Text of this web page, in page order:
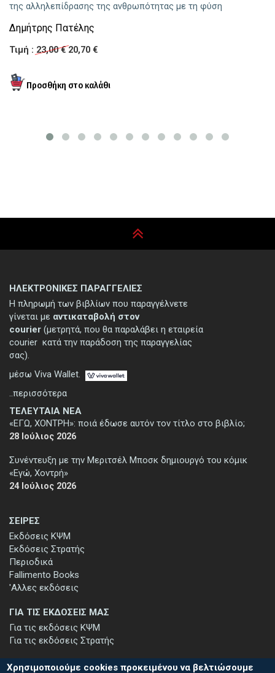
της αλληλεπίδρασης της ανθρωπότητας με τη φύση
Δημήτρης Πατέλης
Τιμή : 23,00 €20,70 €
ΣΕΙΡΕΣ
Εκδόσεις ΚΨΜ
Εκδόσεις Στρατής
Περιοδικά
Fallimento Books
'Αλλες εκδόσεις
ΤΕΛΕΥΤΑΙΑ ΝΕΑ
«ΕΓΩ, ΧΟΝΤΡΗ»: ποιά έδωσε αυτόν τον τίτλο στο βιβλίο;
28 Ιούλιος 2026
Συνέντευξη με την Μεριτσέλ Μποσκ δημιουργό του κόμικ
«Εγώ, Χοντρή»
24 Ιούλιος 2026
ΓΙΑ ΤΙΣ ΕΚΔΟΣΕΙΣ ΜΑΣ
Για τις εκδόσεις ΚΨΜ
Για τις εκδόσεις Στρατής
ΗΛΕΚΤΡΟΝΙΚΕΣ ΠΑΡΑΓΓΕΛΙΕΣ
Η πληρωμή των βιβλίων που παραγγέλνετε
γίνεται με αντικαταβολή στον
courier (μετρητά, που θα παραλάβει η εταιρεία
courier κατά την παράδοση της παραγγελίας
σας).
μέσω Viva Wallet.
..περισσότερα
Χρησιμοποιούμε cookies προκειμένου να βελτιώσουμε